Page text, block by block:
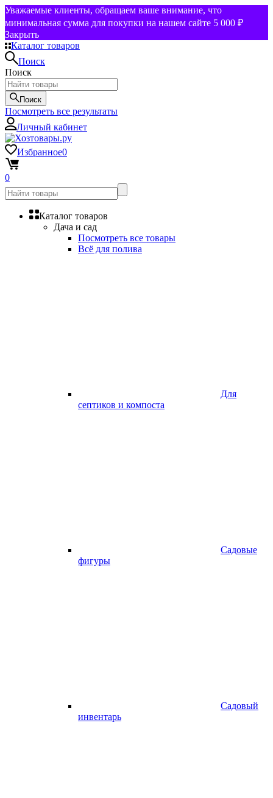
Уважаемые клиенты, обращаем ваше внимание, что
минимальная сумма для покупки на нашем сайте 5 000 ₽
Закрыть
Каталог товаров
Поиск
Поиск
Поиск
Посмотреть все результаты
Личный кабинет
Избранное0
0
Каталог товаров
Дача и сад
Посмотреть все товары
Всё для полива
Для
септиков и компоста
Садовые
фигуры
Садовый
инвентарь